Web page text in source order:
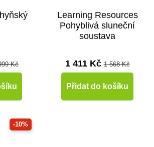
Kč
Learning Resources
Pohyblivá sluneční
soustava
1 411 Kč1 568 Kč
Přidat do košíku
-10%